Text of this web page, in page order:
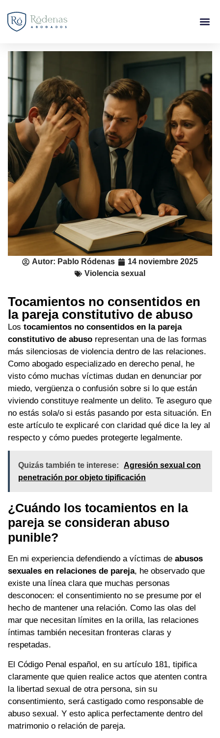
Autor: Pablo Ródenas
14 noviembre 2025
Violencia sexual
Tocamientos no consentidos en
la pareja constitutivo de abuso
Los tocamientos no consentidos en la pareja
constitutivo de abuso representan una de las formas
más silenciosas de violencia dentro de las relaciones.
Como abogado especializado en derecho penal, he
visto cómo muchas víctimas dudan en denunciar por
miedo, vergüenza o confusión sobre si lo que están
viviendo constituye realmente un delito. Te aseguro que
no estás sola/o si estás pasando por esta situación. En
este artículo te explicaré con claridad qué dice la ley al
respecto y cómo puedes protegerte legalmente.
Quizás también te interese:
Agresión sexual con
penetración por objeto tipificación
¿Cuándo los tocamientos en la
pareja se consideran abuso
punible?
En mi experiencia defendiendo a víctimas de abusos
sexuales en relaciones de pareja, he observado que
existe una línea clara que muchas personas
desconocen: el consentimiento no se presume por el
hecho de mantener una relación. Como las olas del
mar que necesitan límites en la orilla, las relaciones
íntimas también necesitan fronteras claras y
respetadas.
El Código Penal español, en su artículo 181, tipifica
claramente que quien realice actos que atenten contra
la libertad sexual de otra persona, sin su
consentimiento, será castigado como responsable de
abuso sexual. Y esto aplica perfectamente dentro del
matrimonio o relación de pareja.